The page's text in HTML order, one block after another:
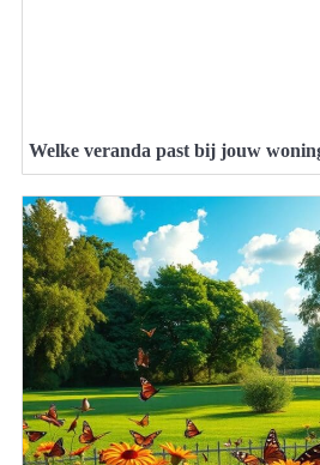
Welke veranda past bij jouw